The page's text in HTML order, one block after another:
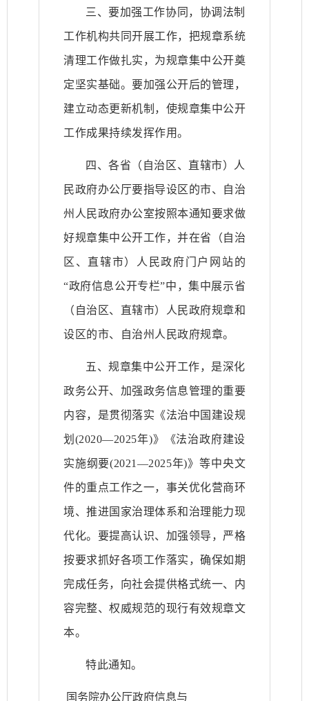
三、要加强工作协同，协调法制
工作机构共同开展工作，把规章系统
清理工作做扎实，为规章集中公开奠
定坚实基础。要加强公开后的管理，
建立动态更新机制，使规章集中公开
工作成果持续发挥作用。
四、各省（自治区、直辖市）人
民政府办公厅要指导设区的市、自治
州人民政府办公室按照本通知要求做
好规章集中公开工作，并在省（自治
区、直辖市）人民政府门户网站的
“政府信息公开专栏”中，集中展示省
（自治区、直辖市）人民政府规章和
设区的市、自治州人民政府规章。
五、规章集中公开工作，是深化
政务公开、加强政务信息管理的重要
内容，是贯彻落实《法治中国建设规
划(2020—2025年)》《法治政府建设
实施纲要(2021—2025年)》等中央文
件的重点工作之一，事关优化营商环
境、推进国家治理体系和治理能力现
代化。要提高认识、加强领导，严格
按要求抓好各项工作落实，确保如期
完成任务，向社会提供格式统一、内
容完整、权威规范的现行有效规章文
本。
特此通知。
国务院办公厅政府信息与